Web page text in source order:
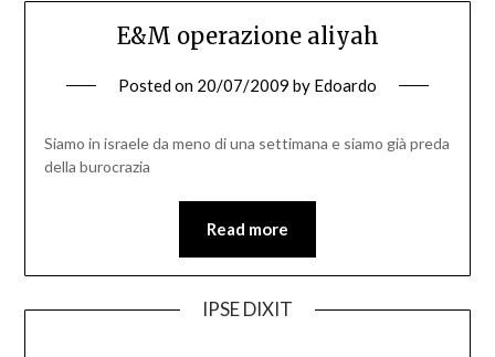
E&M operazione aliyah
Posted on 20/07/2009 by Edoardo
Siamo in israele da meno di una settimana e siamo già preda
della burocrazia
Read more
IPSE DIXIT